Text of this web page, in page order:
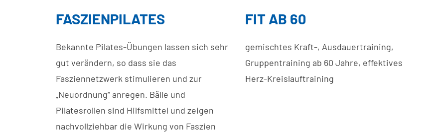
FASZIENPILATES
Bekannte Pilates-Übungen lassen sich sehr
gut verändern, so dass sie das
Fasziennetzwerk stimulieren und zur
„Neuordnung“ anregen. Bälle und
Pilatesrollen sind Hilfsmittel und zeigen
nachvollziehbar die Wirkung von Faszien
FIT AB 60
gemischtes Kraft-, Ausdauertraining,
Gruppentraining ab 60 Jahre, effektives
Herz-Kreislauftraining